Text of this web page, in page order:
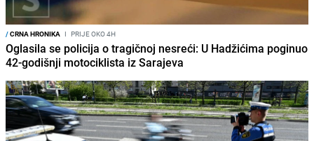
/CRNA HRONIKA I PRIJE OKO 4H
Oglasila se policija o tragičnoj nesreći: U Hadžićima poginuo
42-godišnji motociklista iz Sarajeva